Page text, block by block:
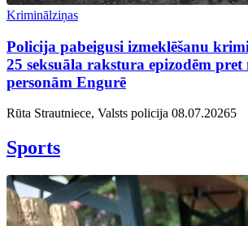
Kriminālziņas
Policija pabeigusi izmeklēšanu
25 seksuāla rakstura epizodēm pret
personām Engurē
Rūta Strautniece, Valsts policija 08.07.20265
Sports